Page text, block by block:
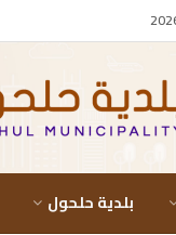
بلدية حلحول